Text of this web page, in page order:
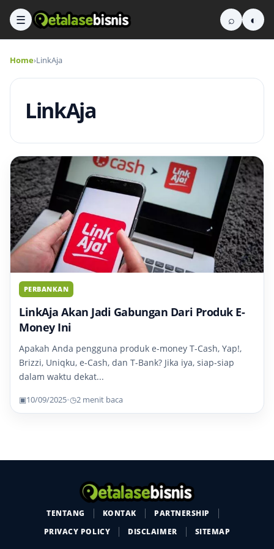
☰ ⌕ ◐
Home›LinkAja
LinkAja
PERBANKAN
LinkAja Akan Jadi Gabungan Dari Produk E-
Money Ini
Apakah Anda pengguna produk e-money T-Cash, Yap!,
Brizzi, Uniqku, e-Cash, dan T-Bank? Jika iya, siap-siap
dalam waktu dekat...
▣10/09/2025•◷2 menit baca
TENTANG KONTAK
PARTNERSHIP
PRIVACY POLICY
DISCLAIMER SITEMAP